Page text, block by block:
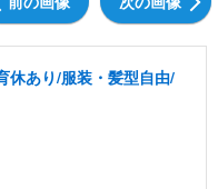
休あり/服装・髪型自由/